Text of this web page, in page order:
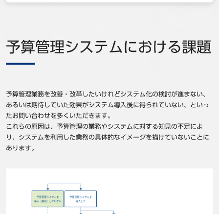
予算管理システムにおける課題
予算管理業務を改善・改革したいけれどシステム化の検討が進まない、
あるいは期待していた効果がシステム導入後に得られていない、といっ
たお問い合わせを多くいただきます。
これらの原因は、予算管理の業務やシステムに対する知見の不足によ
り、システムを利用した業務の具体的なイメージを描けていないことに
あります。